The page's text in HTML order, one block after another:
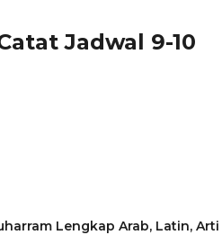
Jadwal 9-10
Lengkap Arab, Latin, Arti